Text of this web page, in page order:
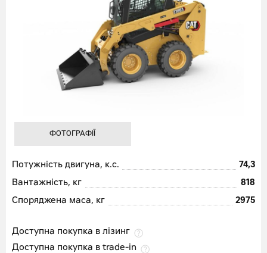
ФОТОГРАФІЇ
Потужність двигуна, к.с.
74,3
Вантажність, кг
818
Споряджена маса, кг
2975
Доступна покупка в лізинг
Доступна покупка в trade-in